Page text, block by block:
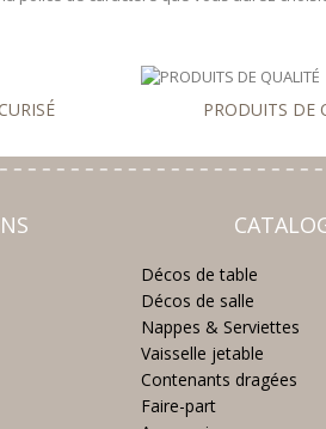
PRODUITS DE
Décos de table
Décos de salle
Nappes & Serviettes
Vaisselle jetable
Contenants dragées
Faire-part